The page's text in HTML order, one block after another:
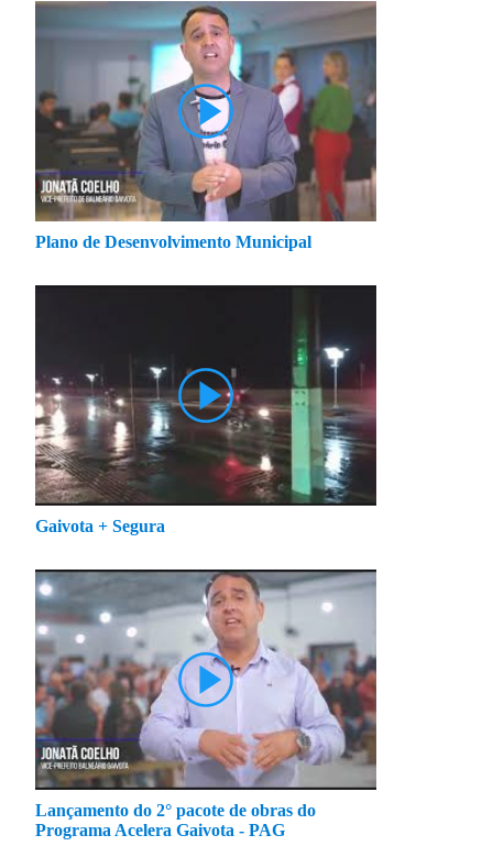
Plano de Desenvolvimento Municipal
Gaivota + Segura
Lançamento do 2° pacote de obras do
Programa Acelera Gaivota - PAG